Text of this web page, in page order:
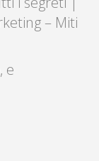
– Miti
e